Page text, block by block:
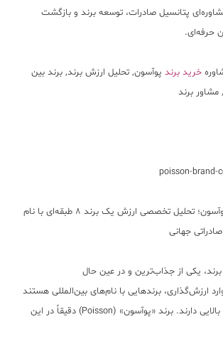
پتانسیل صادرات، توسعه برند و بازگشت
حرفه‌ای.
خرید برند پوآسون, تحلیل ارزش برند, برند بین
مشاور برند
پوآسون؛ تحلیل تخصصی ارزش یک برند ۸ طبقه‌ای با نام
جهانی
یکی از جذاب‌ترین و در عین حال
ارزش‌گذاری، برندهایی با نام‌های بین‌المللی هستند
که پتانسیل صادراتی بالایی دارند. برند «پوآسون» (Poisson) دقیقاً در این